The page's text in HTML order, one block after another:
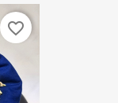
favorite_border